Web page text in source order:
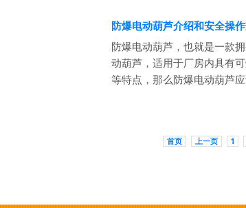
防爆电动葫芦介绍和安全操
防爆电动葫芦，也就是一款
动葫芦，适用于厂房内具有
等特点，那么防爆电动葫芦
首页 上一页 1